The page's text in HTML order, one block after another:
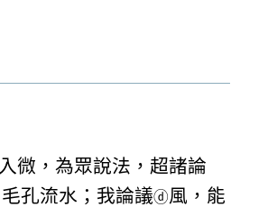
微，為眾說法，超諸論
孔流水；我論議ⓓ風，能